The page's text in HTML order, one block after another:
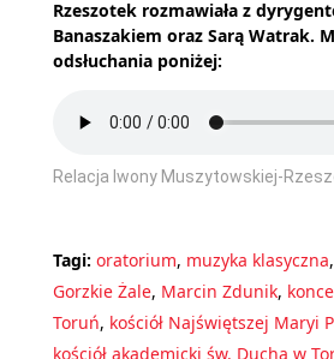
Rzeszotek rozmawiała z
Banaszakiem oraz Sarą Watrak.
odsłuchania poniżej:
Relacja Iwony Muszytowskiej-
Tagi: oratorium, muzyka klasyczna,
Gorzkie Żale, Marcin Zdunik,
Toruń, kościół Najświętszej Maryi
kościół akademicki św. Ducha w